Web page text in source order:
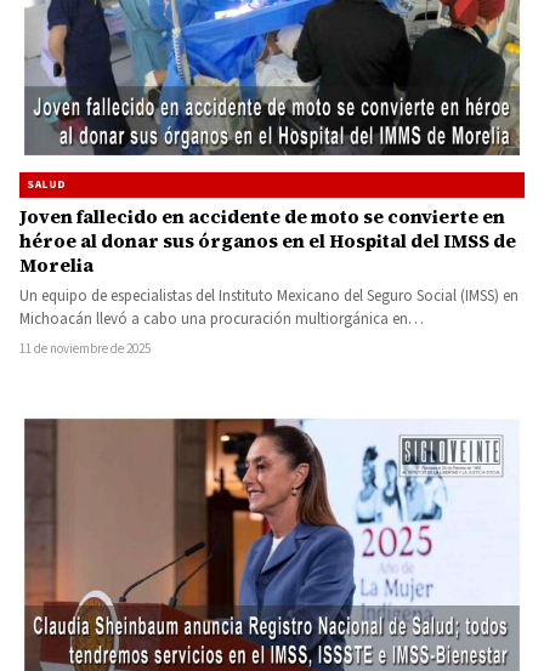
SALUD
Joven fallecido en accidente de moto se convierte en
héroe al donar sus órganos en el Hospital del IMSS de
Morelia
Un equipo de especialistas del Instituto Mexicano del Seguro Social (IMSS) en
Michoacán llevó a cabo una procuración multiorgánica en…
11 de noviembre de 2025